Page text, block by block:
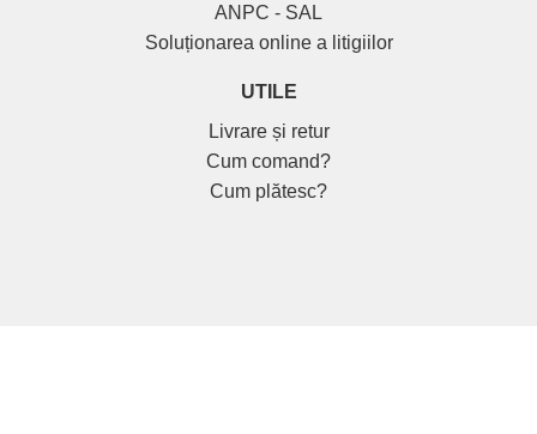
ANPC - SAL
Soluționarea online a litigiilor
UTILE
Livrare și retur
Cum comand?
Cum plătesc?